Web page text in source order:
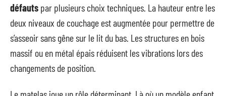
défauts par plusieurs choix techniques. La hauteur entre les
deux niveaux de couchage est augmentée pour permettre de
s’asseoir sans gêne sur le lit du bas. Les structures en bois
massif ou en métal épais réduisent les vibrations lors des
changements de position.